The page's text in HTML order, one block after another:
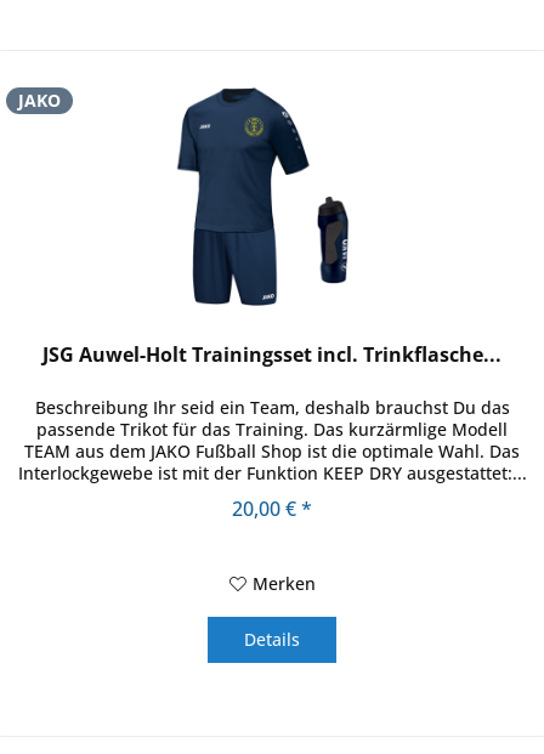
JAKO
JSG Auwel-Holt Trainingsset incl. Trinkflasche...
Beschreibung Ihr seid ein Team, deshalb brauchst Du das
passende Trikot für das Training. Das kurzärmlige Modell
TEAM aus dem JAKO Fußball Shop ist die optimale Wahl. Das
Interlockgewebe ist mit der Funktion KEEP DRY ausgestattet:...
20,00 € *
Merken
Details